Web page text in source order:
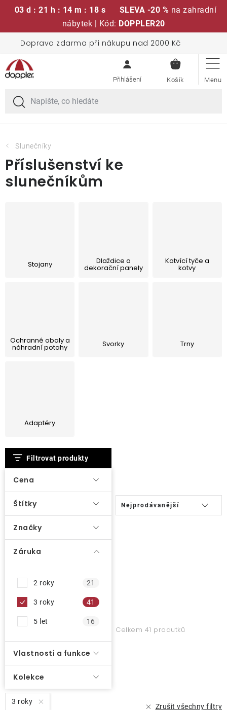
03 d : 21 h : 14 m : 17 s SLEVA -20 % na zahradní
nábytek | Kód: DOPPLER20
obsah
Doprava zdarma při nákupu nad 2000 Kč
KOŠÍK
Sedací soupravy
Slunečníky
Křesla a židle
Stoly
Doplňky
Naše katalogy
Kontakty
Slunečníky
Příslušenství ke
slunečníkům
Stojany Dlaždice a
dekorační panely
Kotvící tyče a
kotvy
Ochranné obaly a
náhradní potahy Svorky Trny
Adaptéry
Filtrovat produkty
Cena
Štítky
Značky
Záruka
2 roky 21
3 roky 41
5 let 16
Vlastnosti a funkce
Kolekce
V
ý
i
r
Celkem 41 produtků
Ř
a
d
Nejprodávanější
3 roky
Zrušit všechny filtry